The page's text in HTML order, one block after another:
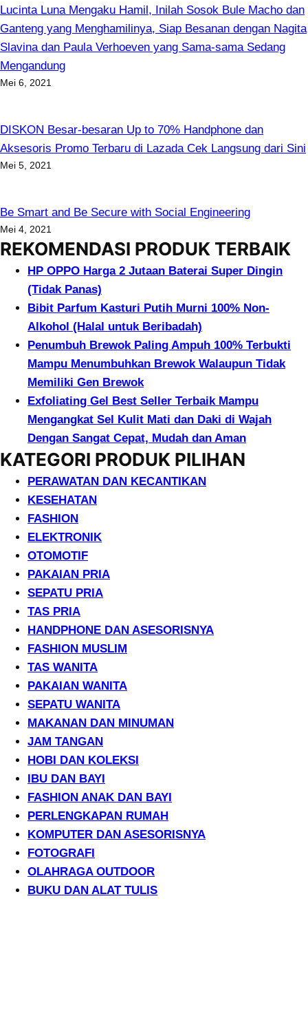
Lucinta Luna Mengaku Hamil, Inilah Sosok Bule Macho dan
Ganteng yang Menghamilinya, Siap Besanan dengan Nagita
Slavina dan Paula Verhoeven yang Sama-sama Sedang
Mengandung
Mei 6, 2021
DISKON Besar-besaran Up to 70% Handphone dan
Aksesoris Promo Terbaru di Lazada Cek Langsung dari Sini
Mei 5, 2021
Be Smart and Be Secure with Social Engineering
Mei 4, 2021
REKOMENDASI PRODUK TERBAIK
HP OPPO Harga 2 Jutaan Baterai Super Dingin
(Tidak Panas)
Bibit Parfum Kasturi Putih Murni 100% Non-
Alkohol (Halal untuk Beribadah)
Penumbuh Brewok Paling Ampuh 100% Terbukti
Mampu Menumbuhkan Brewok Walaupun Tidak
Memiliki Gen Brewok
Exfoliating Gel Best Seller Terbaik Mampu
Mengangkat Sel Kulit Mati dan Daki di Wajah
Dengan Sangat Cepat, Mudah dan Aman
KATEGORI PRODUK PILIHAN
PERAWATAN DAN KECANTIKAN
KESEHATAN
FASHION
ELEKTRONIK
OTOMOTIF
PAKAIAN PRIA
SEPATU PRIA
TAS PRIA
HANDPHONE DAN ASESORISNYA
FASHION MUSLIM
TAS WANITA
PAKAIAN WANITA
SEPATU WANITA
MAKANAN DAN MINUMAN
JAM TANGAN
HOBI DAN KOLEKSI
IBU DAN BAYI
FASHION ANAK DAN BAYI
PERLENGKAPAN RUMAH
KOMPUTER DAN ASESORISNYA
FOTOGRAFI
OLAHRAGA OUTDOOR
BUKU DAN ALAT TULIS